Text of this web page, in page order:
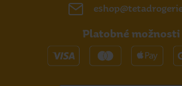
Platobné možnosti